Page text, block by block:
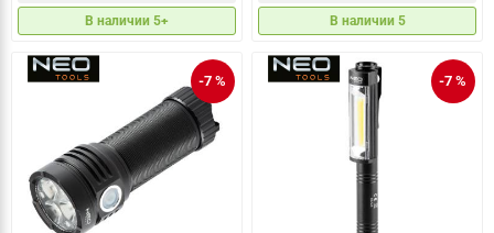
В наличии 5+ В наличии 5
-7 % -7 %